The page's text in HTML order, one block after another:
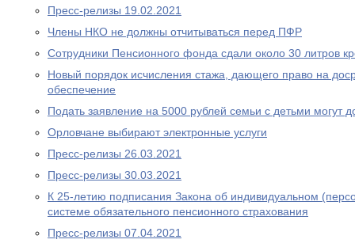
Пресс-релизы 19.02.2021
Члены НКО не должны отчитываться перед ПФР
Сотрудники Пенсионного фонда сдали около 30 литров
Новый порядок исчисления стажа, дающего право на
обеспечение
Подать заявление на 5000 рублей семьи с детьми могут
Орловчане выбирают электронные услуги
Пресс-релизы 26.03.2021
Пресс-релизы 30.03.2021
К 25-летию подписания Закона об индивидуальном
системе обязательного пенсионного страхования
Пресс-релизы 07.04.2021